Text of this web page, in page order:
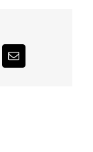
Correo